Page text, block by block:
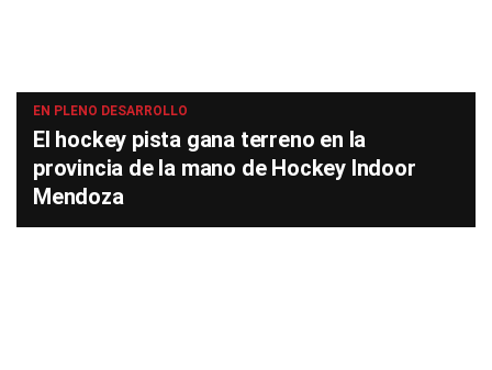
EN PLENO DESARROLLO
El hockey pista gana terreno en la
provincia de la mano de Hockey Indoor
Mendoza